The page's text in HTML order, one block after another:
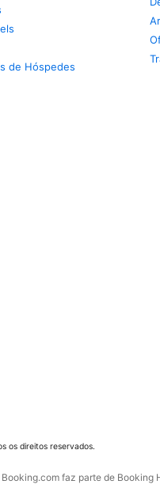
de Hóspedes
os direitos reservados.
Booking.com faz parte de Booking